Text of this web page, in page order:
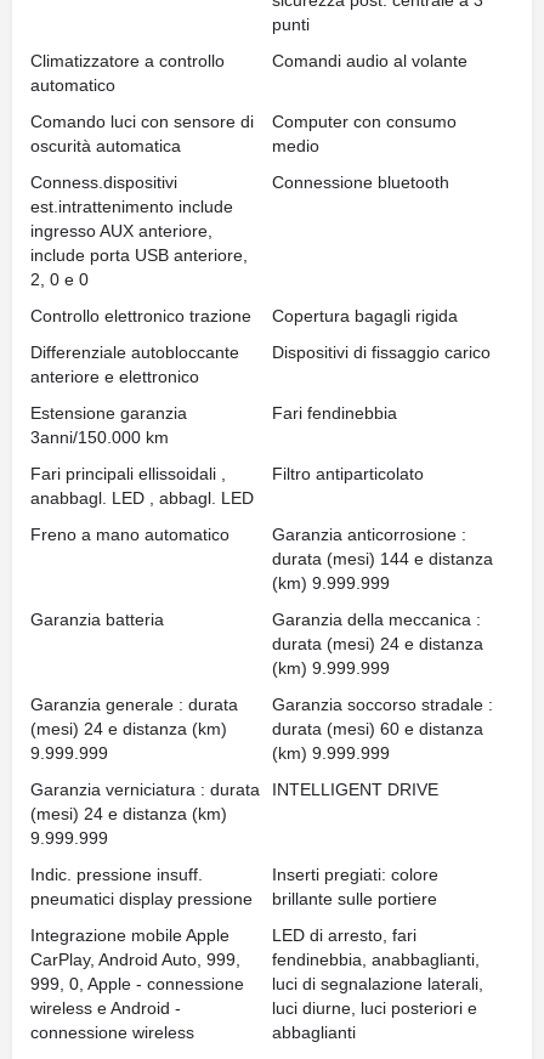
punti
Climatizzatore a controllo
automatico
Comandi audio al volante
Comando luci con sensore di
oscurità automatica
Computer con consumo
medio
Conness.dispositivi
est.intrattenimento include
ingresso AUX anteriore,
include porta USB anteriore,
2, 0 e 0
Connessione bluetooth
Controllo elettronico trazione
Copertura bagagli rigida
Differenziale autobloccante
anteriore e elettronico
Dispositivi di fissaggio carico
Estensione garanzia
3anni/150.000 km
Fari fendinebbia
Fari principali ellissoidali ,
anabbagl. LED , abbagl. LED
Filtro antiparticolato
Freno a mano automatico
Garanzia anticorrosione :
durata (mesi) 144 e distanza
(km) 9.999.999
Garanzia batteria
Garanzia della meccanica :
durata (mesi) 24 e distanza
(km) 9.999.999
Garanzia generale : durata
(mesi) 24 e distanza (km)
9.999.999
Garanzia soccorso stradale :
durata (mesi) 60 e distanza
(km) 9.999.999
Garanzia verniciatura : durata
(mesi) 24 e distanza (km)
9.999.999
INTELLIGENT DRIVE
Indic. pressione insuff.
pneumatici display pressione
Inserti pregiati: colore
brillante sulle portiere
Integrazione mobile Apple
CarPlay, Android Auto, 999,
999, 0, Apple - connessione
wireless e Android -
connessione wireless
LED di arresto, fari
fendinebbia, anabbaglianti,
luci di segnalazione laterali,
luci diurne, luci posteriori e
abbaglianti